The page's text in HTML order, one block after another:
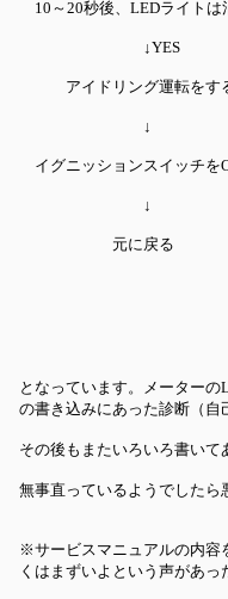
10～20秒後、LEDライ
アイドリング運
↓
イグニッションス
元に戻る DFIと点火
再
元に
となっています。メーター
の書き込みにあった診断（自
その後もまたいろいろ書いて
無事直っているようでしたら
※サービスマニュアルの内容
くはまずいよという声があっ